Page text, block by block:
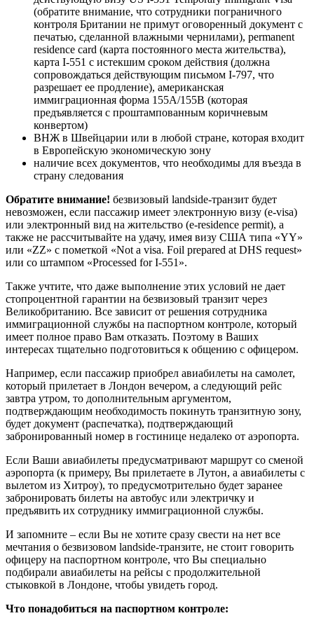
(обратите внимание, что сотрудники пограничного
контроля Британии не примут оговоренный документ с
печатью, сделанной влажными чернилами), permanent
residence card (карта постоянного места жительства),
карта I-551 с истекшим сроком действия (должна
сопровождаться действующим письмом I-797, что
разрешает ее продление), американская
иммиграционная форма 155A/155B (которая
предъявляется с проштампованным коричневым
конвертом)
ВНЖ в Швейцарии или в любой стране, которая входит
в Европейскую экономическую зону
наличие всех документов, что необходимы для въезда в
страну следования
Обратите внимание! безвизовый landside-транзит будет
невозможен, если пассажир имеет электронную визу (e-visa)
или электронный вид на жительство (e-residence permit), а
также не рассчитывайте на удачу, имея визу США типа «YY»
или «ZZ» с пометкой «Not a visa. Foil prepared at DHS request»
или со штампом «Processed for I-551».
Также учтите, что даже выполнение этих условий не дает
стопроцентной гарантии на безвизовый транзит через
Великобританию. Все зависит от решения сотрудника
иммиграционной службы на паспортном контроле, который
имеет полное право Вам отказать. Поэтому в Ваших
интересах тщательно подготовиться к общению с офицером.
Например, если пассажир приобрел авиабилеты на самолет,
который прилетает в Лондон вечером, а следующий рейс
завтра утром, то дополнительным аргументом,
подтверждающим необходимость покинуть транзитную зону,
будет документ (распечатка), подтверждающий
забронированный номер в гостинице недалеко от аэропорта.
Если Ваши авиабилеты предусматривают маршрут со сменой
аэропорта (к примеру, Вы прилетаете в Лутон, а авиабилеты с
вылетом из Хитроу), то предусмотрительно будет заранее
забронировать билеты на автобус или электричку и
предъявить их сотруднику иммиграционной службы.
И запомните – если Вы не хотите сразу свести на нет все
мечтания о безвизовом landside-транзите, не стоит говорить
офицеру на паспортном контроле, что Вы специально
подбирали авиабилеты на рейсы с продолжительной
стыковкой в Лондоне, чтобы увидеть город.
Что понадобиться на паспортном контроле: